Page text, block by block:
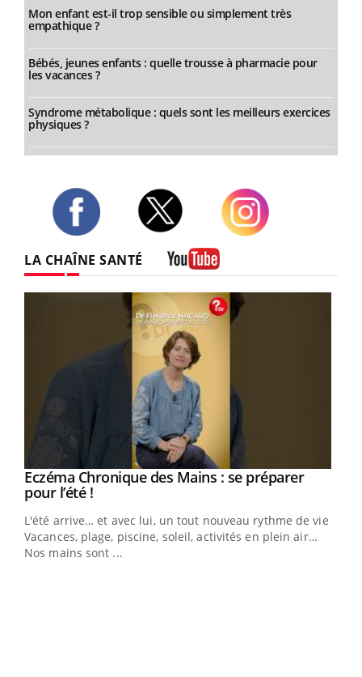
Mon enfant est-il trop sensible ou simplement très
empathique ?
Bébés, jeunes enfants : quelle trousse à pharmacie pour
les vacances ?
Syndrome métabolique : quels sont les meilleurs exercices
physiques ?
LA CHAÎNE SANTÉ
Youtube
Eczéma Chronique des Mains : se préparer
pour l’été !Youtube
L'été arrive… et avec lui, un tout nouveau rythme de vie !
Vacances, plage, piscine, soleil, activités en plein air…
Nos mains sont ...